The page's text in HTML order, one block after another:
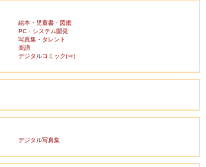
絵本・児童書・図鑑
PC・システム開発
写真集・タレント
楽譜
デジタルコミック(⇒)
デジタル写真集